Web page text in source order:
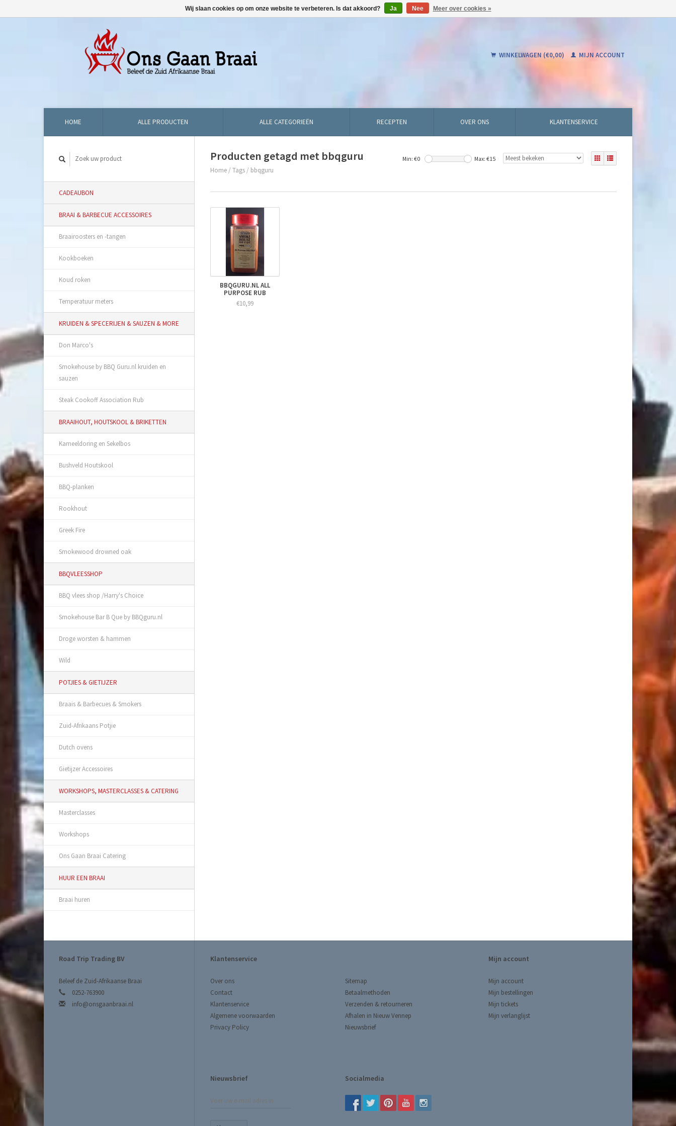
WINKELWAGEN (€0,00) MIJN ACCOUNT
HOME ALLE PRODUCTEN ALLE CATEGORIEËN RECEPTEN OVER ONS KLANTENSERVICE
CADEAUBON
BRAAI & BARBECUE ACCESSOIRES
Braairoosters en -tangen
Kookboeken
Koud roken
Temperatuur meters
KRUIDEN & SPECERIJEN & SAUZEN & MORE
Don Marco's
Smokehouse by BBQ Guru.nl kruiden en
sauzen
Steak Cookoff Association Rub
BRAAIHOUT, HOUTSKOOL & BRIKETTEN
Kameeldoring en Sekelbos
Bushveld Houtskool
BBQ-planken
Rookhout
Greek Fire
Smokewood drowned oak
BBQVLEESSHOP
BBQ vlees shop /Harry's Choice
Smokehouse Bar B Que by BBQguru.nl
Droge worsten & hammen
Wild
POTJIES & GIETIJZER
Braais & Barbecues & Smokers
Zuid-Afrikaans Potjie
Dutch ovens
Gietijzer Accessoires
WORKSHOPS, MASTERCLASSES & CATERING
Masterclasses
Workshops
Ons Gaan Braai Catering
HUUR EEN BRAAI
Braai huren
Producten getagd met bbqguru
Home / Tags / bbqguru
Min: €0 Max: €15
BBQGURU.NL ALL
PURPOSE RUB
€10,99
Road Trip Trading BV
Beleef de Zuid-Afrikaanse Braai
0252-763900
info@onsgaanbraai.nl
Klantenservice
Over ons
Contact
Klantenservice
Algemene voorwaarden
Privacy Policy
Sitemap
Betaalmethoden
Verzenden & retourneren
Afhalen in Nieuw Vennep
Nieuwsbrief
Mijn account
Mijn account
Mijn bestellingen
Mijn tickets
Mijn verlanglijst
Nieuwsbrief Socialmedia
Wij slaan cookies op om onze website te verbeteren. Is dat akkoord? Ja Nee Meer over cookies »